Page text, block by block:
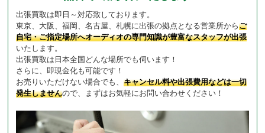
出張買取は即日～対応致しております。
東京、大阪、福岡、名古屋、札幌に出張の拠点となる営業所からご
自宅・ご指定場所へオーディオの専門知識が豊富なスタッフが出張
いたします。
出張買取は日本全国どんな場所でも伺います！
さらに、即現金化も可能です！
お売りいただけない場合でも、 キャンセル料や出張費用などは一切
発生しませんので、まずはお気軽にお問い合わせください！